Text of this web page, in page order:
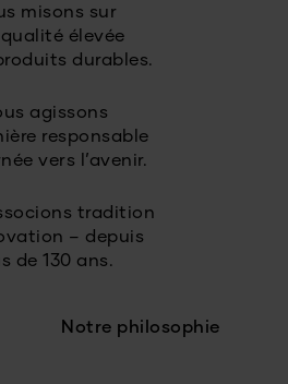
misons sur
élevée
durables.
agissons
responsable
vers l’avenir.
tradition
– depuis
de 130 ans.
Notre philosophie